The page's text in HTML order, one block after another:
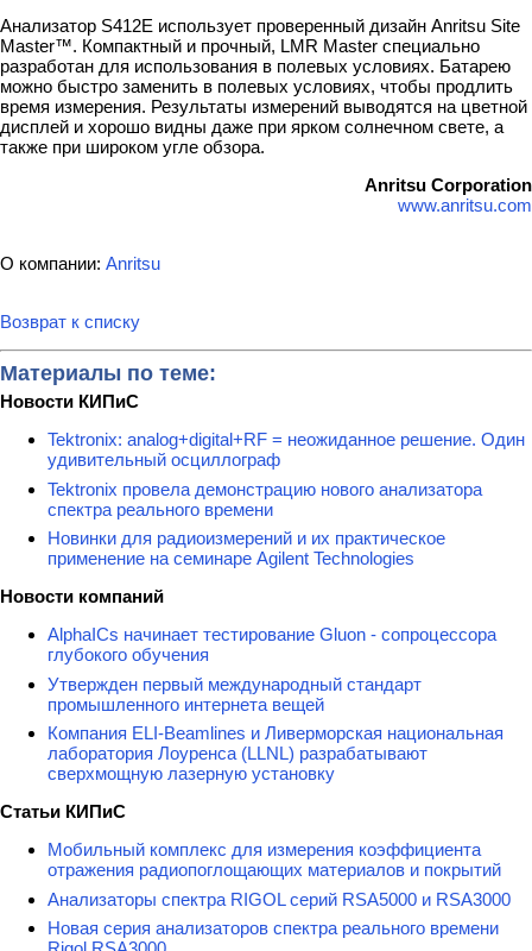
Анализатор S412E использует проверенный дизайн Anritsu Site
Master™. Компактный и прочный, LMR Master специально
разработан для использования в полевых условиях. Батарею
можно быстро заменить в полевых условиях, чтобы продлить
время измерения. Результаты измерений выводятся на цветной
дисплей и хорошо видны даже при ярком солнечном свете, а
также при широком угле обзора.
Anritsu Corporation
www.anritsu.com
О компании: Anritsu
Возврат к списку
Материалы по теме:
Новости КИПиС
Tektronix: analog+digital+RF = неожиданное решение. Один
удивительный осциллограф
Tektronix провела демонстрацию нового анализатора
спектра реального времени
Новинки для радиоизмерений и их практическое
применение на семинаре Agilent Technologies
Новости компаний
AlphaICs начинает тестирование Gluon - сопроцессора
глубокого обучения
Утвержден первый международный стандарт
промышленного интернета вещей
Компания ELI-Beamlines и Ливерморская национальная
лаборатория Лоуренса (LLNL) разрабатывают
сверхмощную лазерную установку
Статьи КИПиС
Мобильный комплекс для измерения коэффициента
отражения радиопоглощающих материалов и покрытий
Анализаторы спектра RIGOL серий RSA5000 и RSA3000
Новая серия анализаторов спектра реального времени